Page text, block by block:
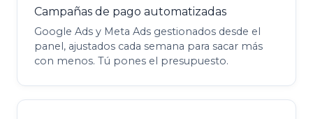
Campañas de pago automatizadas
Google Ads y Meta Ads gestionados desde el
panel, ajustados cada semana para sacar más
con menos. Tú pones el presupuesto.